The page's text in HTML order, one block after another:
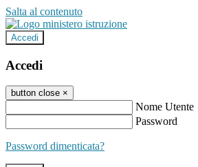
Salta al contenuto
Accedi
Accedi
button close ×
Nome Utente
Password
Password dimenticata?